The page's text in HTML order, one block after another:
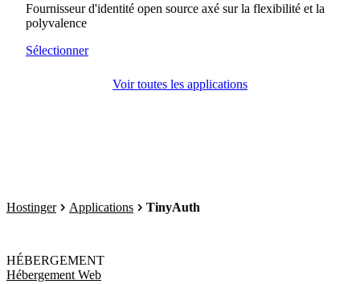
Fournisseur d'identité open source axé sur la flexibilité et la
polyvalence
Sélectionner
Voir toutes les applications
Hostinger Applications TinyAuth
HÉBERGEMENT
Hébergement Web